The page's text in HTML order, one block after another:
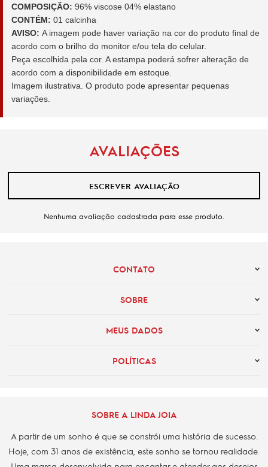
COMPOSIÇÃO: 96% viscose 04% elastano
CONTÉM: 01 calcinha
AVISO: A imagem pode haver variação na cor do produto final de
acordo com o brilho do monitor e/ou tela do celular.
Peça escolhida pela cor. A estampa poderá sofrer alteração de
acordo com a disponibilidade em estoque.
Imagem ilustrativa. O produto pode apresentar pequenas
variações.
AVALIAÇÕES
ESCREVER AVALIAÇÃO
Nenhuma avaliação cadastrada para esse produto.
CONTATO
SOBRE
MEUS DADOS
POLÍTICAS
SOBRE A LINDA JOIA
A partir de um sonho é que se constrói uma história de sucesso.
Hoje, com 31 anos de existência, este sonho se tornou realidade.